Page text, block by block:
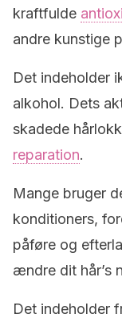
kraftfulde
andre kunstige
Det indeholder
alkohol. Dets
skadede
reparation.
Mange bruger
konditioners,
påføre og
ændre dit hår’s
Det indeholder